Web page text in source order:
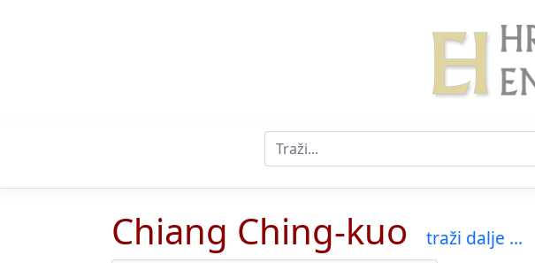
Chiang Ching-kuo
traži dalje ...